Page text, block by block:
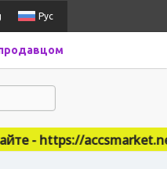
Рус
- https://accsmarket.news